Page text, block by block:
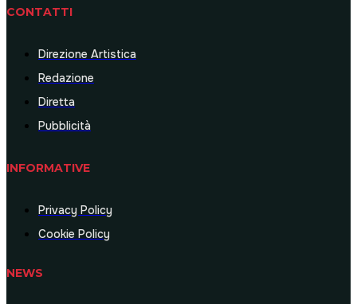
CONTATTI
Direzione Artistica
Redazione
Diretta
Pubblicità
INFORMATIVE
Privacy Policy
Cookie Policy
NEWS